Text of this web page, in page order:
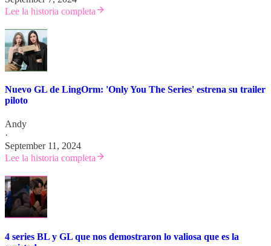
Lee la historia completa
Nuevo GL de LingOrm: 'Only You The Series' estrena su trailer
piloto
Andy
·
September 11, 2024
Lee la historia completa
4 series BL y GL que nos demostraron lo valiosa que es la